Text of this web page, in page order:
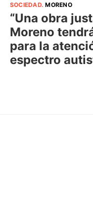
SOCIEDAD.MORENO
“Una obra
Moreno
para la
espectro